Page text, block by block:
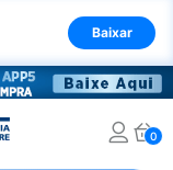
Baixar
0